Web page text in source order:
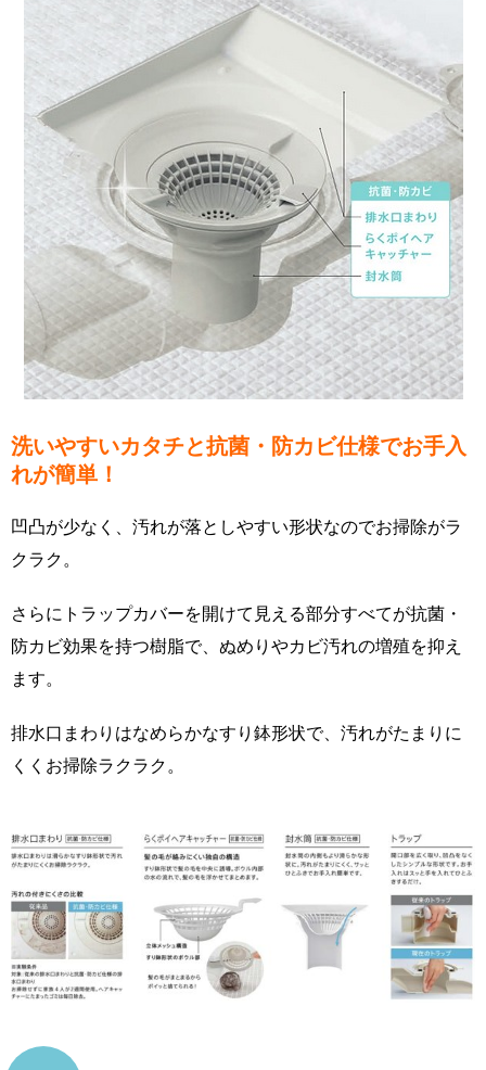
洗いやすいカタチと抗菌・防カビ仕様でお手入
れが簡単！
凹凸が少なく、汚れが落としやすい形状なのでお掃除がラ
クラク。
さらにトラップカバーを開けて見える部分すべてが抗菌・
防カビ効果を持つ樹脂で、ぬめりやカビ汚れの増殖を抑え
ます。
排水口まわりはなめらかなすり鉢形状で、汚れがたまりに
くくお掃除ラクラク。